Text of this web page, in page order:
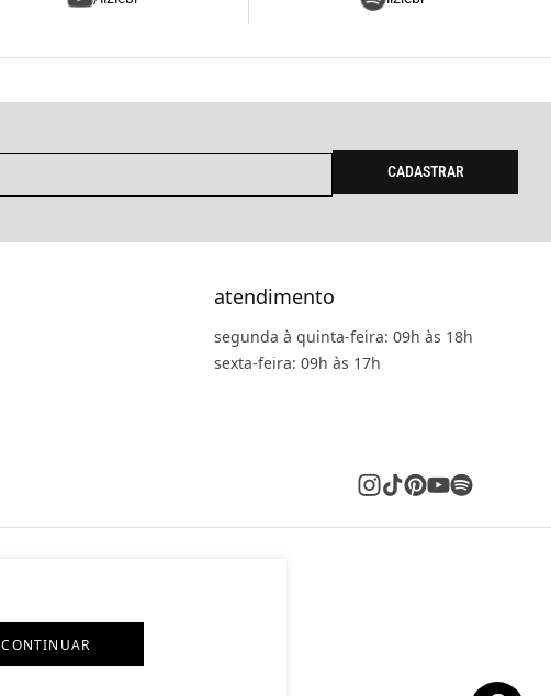
CADASTRAR
atendimento
segunda à quinta-feira: 09h às 18h
sexta-feira: 09h às 17h
CONTINUAR